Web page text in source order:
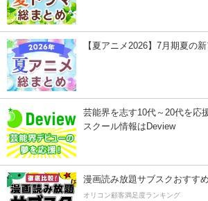
【夏アニメ2026】7月期夏の
芸能界を志す10代～20代を応
スクール情報はDeview
漫画読み放題サブスクおすす
オリコン顧客満足度ランキング